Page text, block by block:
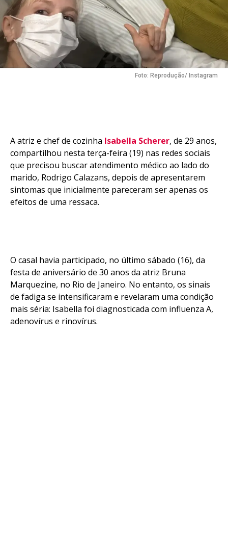
Foto: Reprodução/ Instagram
A atriz e chef de cozinha Isabella Scherer, de 29 anos,
compartilhou nesta terça-feira (19) nas redes sociais
que precisou buscar atendimento médico ao lado do
marido, Rodrigo Calazans, depois de apresentarem
sintomas que inicialmente pareceram ser apenas os
efeitos de uma ressaca.
O casal havia participado, no último sábado (16), da
festa de aniversário de 30 anos da atriz Bruna
Marquezine, no Rio de Janeiro. No entanto, os sinais
de fadiga se intensificaram e revelaram uma condição
mais séria: Isabella foi diagnosticada com influenza A,
adenovírus e rinovírus.